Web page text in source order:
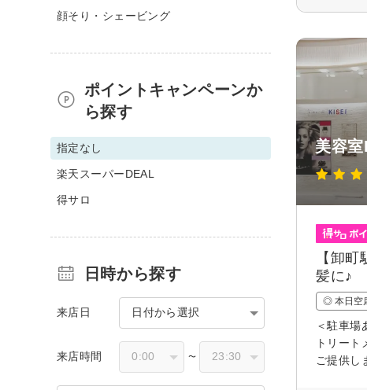
美容
【卸
髪に♪
◎ 本日空
＜駐車場
トリー
ご提供し
顔そり・シェービング
ポイントキャンペーンか
ら探す
指定なし
楽天スーパーDEAL
得サロ
日時から探す
来店日 日付から選択
来店時間 〜